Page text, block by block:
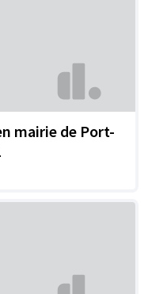
mairie de Port-